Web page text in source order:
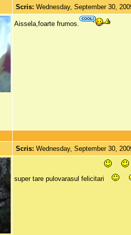
Scris:Wednesday, September 30,
Aissela,foarte frumos.
Scris:Wednesday, September 30,
super tare pulovarasul felicitari